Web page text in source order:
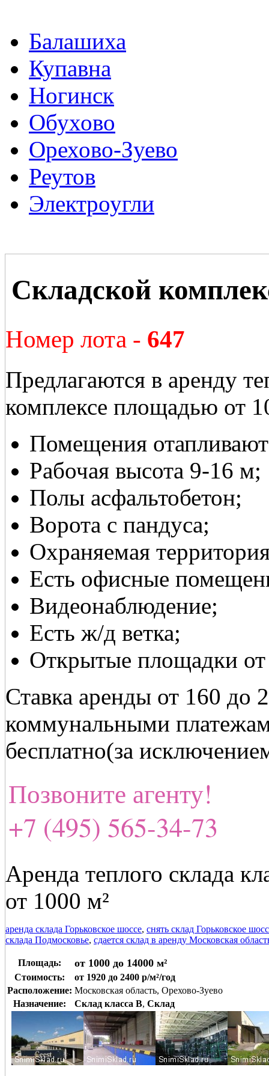
Балашиха
Купавна
Ногинск
Обухово
Орехово-Зуево
Реутов
Электроугли
Складской
Номер лота - 647
Предлагаются в аренду
комплексе площадью от
Помещения
Рабочая высота 9-16 м;
Полы асфальтобетон;
Ворота с пандуса;
Охраняемая
Есть офисные
Видеонаблюдение;
Есть ж/д ветка;
Открытые площадки от
Ставка аренды от 160 до
коммунальными
бесплатно(за
Позвоните агенту!
+7 (495) 565-34-73
Аренда теплого склада
от 1000 м²
аренда склада Горьковское шоссе, снять склад Горьковское
склада Подмосковье, сдается склад в аренду Московская
Площадь: от 1000 до 14000 м²
Стоимость:
от 1920 до 2400 р/м²/год
Расположение: Московская область, Орехово-Зуево
Назначение:
Склад класса B, Склад